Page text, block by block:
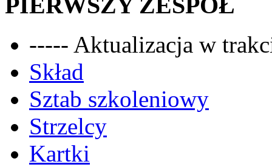
----- Aktualizacja w
Skład
Sztab szkoleniowy
Strzelcy
Kartki